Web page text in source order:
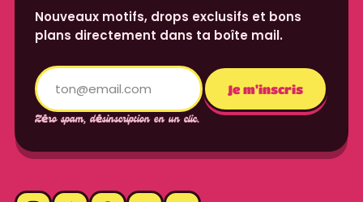
Nouveaux motifs, drops exclusifs et bons
plans directement dans ta boîte mail.
Translation missing: fr.content.email
Je m'inscris
Zéro spam, désinscription en un clic.